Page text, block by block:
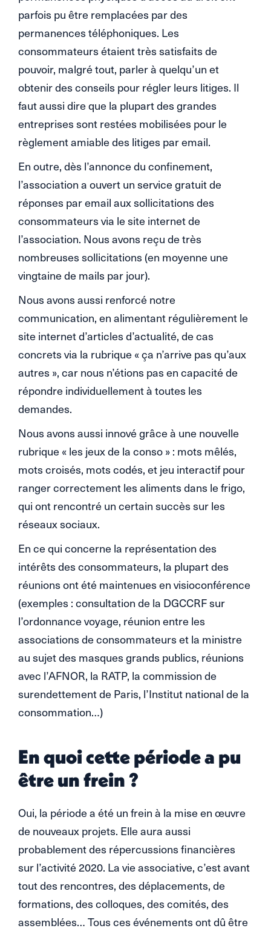
parfois pu être remplacées par des
permanences téléphoniques. Les
consommateurs étaient très satisfaits de
pouvoir, malgré tout, parler à quelqu’un et
obtenir des conseils pour régler leurs litiges. Il
faut aussi dire que la plupart des grandes
entreprises sont restées mobilisées pour le
règlement amiable des litiges par email.
En outre, dès l’annonce du confinement,
l’association a ouvert un service gratuit de
réponses par email aux sollicitations des
consommateurs via le site internet de
l’association. Nous avons reçu de très
nombreuses sollicitations (en moyenne une
vingtaine de mails par jour).
Nous avons aussi renforcé notre
communication, en alimentant régulièrement le
site internet d’articles d’actualité, de cas
concrets via la rubrique « ça n’arrive pas qu’aux
autres », car nous n’étions pas en capacité de
répondre individuellement à toutes les
demandes.
Nous avons aussi innové grâce à une nouvelle
rubrique « les jeux de la conso » : mots mêlés,
mots croisés, mots codés, et jeu interactif pour
ranger correctement les aliments dans le frigo,
qui ont rencontré un certain succès sur les
réseaux sociaux.
En ce qui concerne la représentation des
intérêts des consommateurs, la plupart des
réunions ont été maintenues en visioconférence
(exemples : consultation de la DGCCRF sur
l’ordonnance voyage, réunion entre les
associations de consommateurs et la ministre
au sujet des masques grands publics, réunions
avec l’AFNOR, la RATP, la commission de
surendettement de Paris, l’Institut national de la
consommation…)
En quoi cette période a pu
être un frein ?
Oui, la période a été un frein à la mise en œuvre
de nouveaux projets. Elle aura aussi
probablement des répercussions financières
sur l’activité 2020. La vie associative, c’est avant
tout des rencontres, des déplacements, de
formations, des colloques, des comités, des
assemblées… Tous ces événements ont dû être